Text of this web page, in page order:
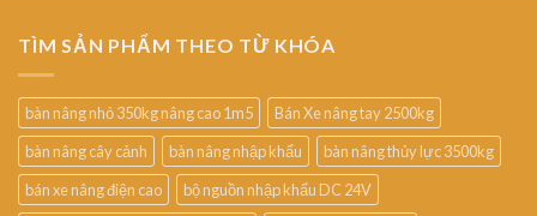
TÌM SẢN PHẨM THEO TỪ KHÓA
bàn nâng nhỏ 350kg nâng cao 1m5
Bán Xe nâng tay 2500kg
bàn nâng cây cảnh
bàn nâng nhập khẩu
bàn nâng thủy lực 3500kg
bán xe nâng điện cao
bộ nguồn nhập khẩu DC 24V